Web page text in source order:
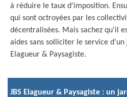
à réduire le taux d'imposition.
qui sont octroyées par les
décentralisées. Mais sachez qu'il
aides sans solliciter le service
Elagueur & Paysagiste.
JBS Elagueur & Paysagiste : un